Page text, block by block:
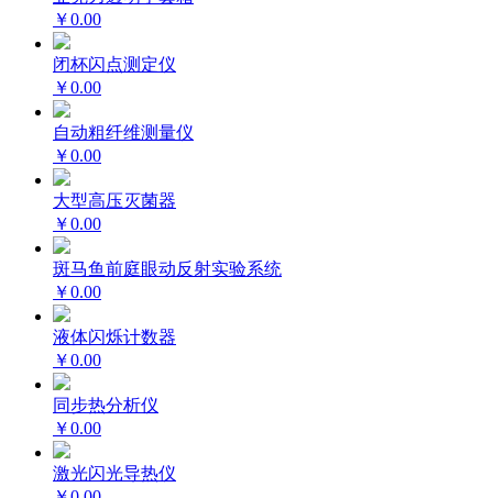
￥0.00
闭杯闪点测定仪
￥0.00
自动粗纤维测量仪
￥0.00
大型高压灭菌器
￥0.00
斑马鱼前庭眼动反射实验系统
￥0.00
液体闪烁计数器
￥0.00
同步热分析仪
￥0.00
激光闪光导热仪